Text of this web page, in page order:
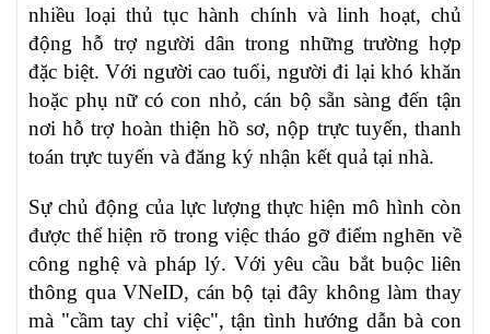
nhiều loại thủ tục hành chính và linh hoạt, chủ
động hỗ trợ người dân trong những trường hợp
đặc biệt. Với người cao tuổi, người đi lại khó khăn
hoặc phụ nữ có con nhỏ, cán bộ sẵn sàng đến tận
nơi hỗ trợ hoàn thiện hồ sơ, nộp trực tuyến, thanh
toán trực tuyến và đăng ký nhận kết quả tại nhà.
Sự chủ động của lực lượng thực hiện mô hình còn
được thể hiện rõ trong việc tháo gỡ điểm nghẽn về
công nghệ và pháp lý. Với yêu cầu bắt buộc liên
thông qua VNeID, cán bộ tại đây không làm thay
mà "cầm tay chỉ việc", tận tình hướng dẫn bà con